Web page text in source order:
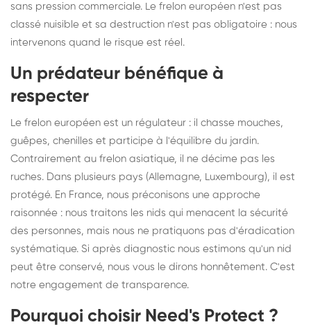
sans pression commerciale. Le frelon européen n'est pas
classé nuisible et sa destruction n'est pas obligatoire : nous
intervenons quand le risque est réel.
Un prédateur bénéfique à
respecter
Le frelon européen est un régulateur : il chasse mouches,
guêpes, chenilles et participe à l'équilibre du jardin.
Contrairement au frelon asiatique, il ne décime pas les
ruches. Dans plusieurs pays (Allemagne, Luxembourg), il est
protégé. En France, nous préconisons une approche
raisonnée : nous traitons les nids qui menacent la sécurité
des personnes, mais nous ne pratiquons pas d'éradication
systématique. Si après diagnostic nous estimons qu'un nid
peut être conservé, nous vous le dirons honnêtement. C'est
notre engagement de transparence.
Pourquoi choisir Need's Protect ?